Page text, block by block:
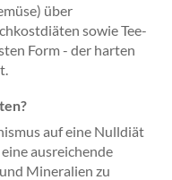
über
sowie Tee-
Form - der harten
auf eine Nulldiät
ausreichende
Mineralien zu